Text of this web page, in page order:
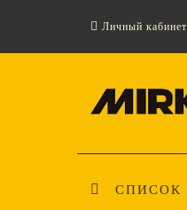
Личный кабинет
СПИСОК